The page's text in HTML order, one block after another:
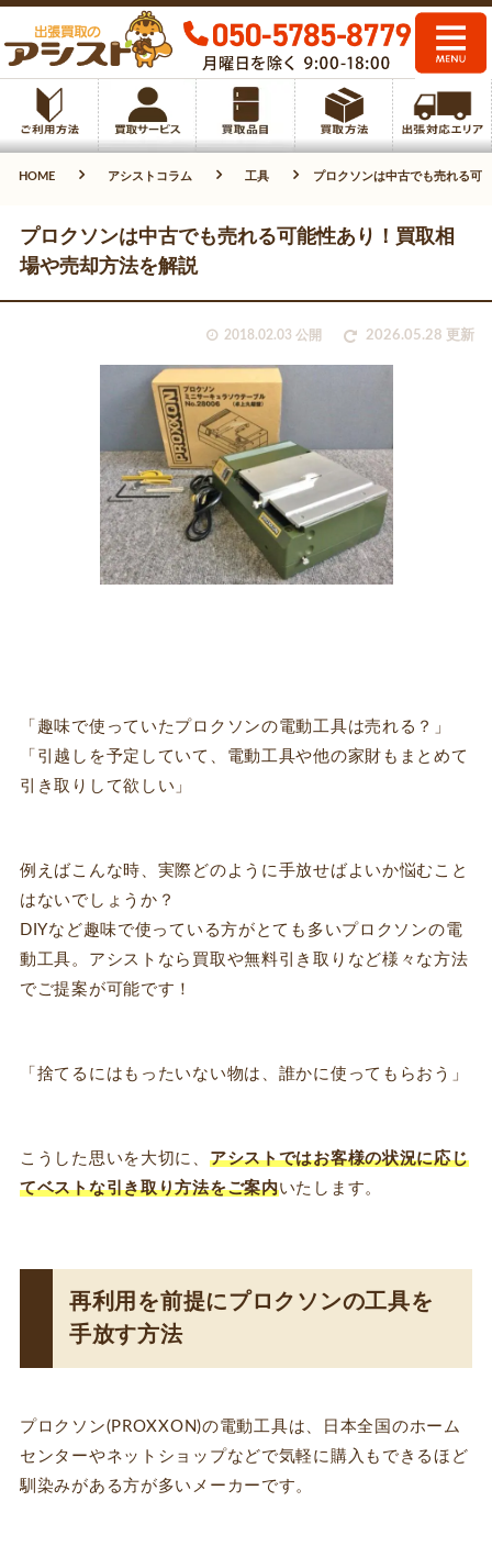
HOME アシストコラム 工具 プロクソンは中古でも売れる可
プロクソンは中古でも売れる可能性あり！買取相
場や売却方法を解説
2018.02.03 公開 2026.05.28 更新
「趣味で使っていたプロクソンの電動工具は売れる？」
「引越しを予定していて、電動工具や他の家財もまとめて
引き取りして欲しい」
例えばこんな時、実際どのように手放せばよいか悩むこと
はないでしょうか？
DIYなど趣味で使っている方がとても多いプロクソンの電
動工具。アシストなら買取や無料引き取りなど様々な方法
でご提案が可能です！
「捨てるにはもったいない物は、誰かに使ってもらおう」
こうした思いを大切に、 アシストではお客様の状況に応じ
てベストな引き取り方法をご案内いたします。
再利用を前提にプロクソンの工具を
手放す方法
プロクソン(PROXXON)の電動工具は、日本全国のホーム
センターやネットショップなどで気軽に購入もできるほど
馴染みがある方が多いメーカーです。